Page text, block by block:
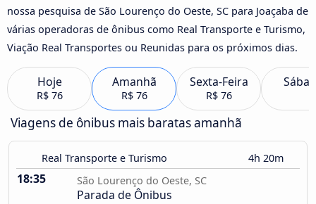
nossa pesquisa de São Lourenço do Oeste, SC para Joaçaba de
várias operadoras de ônibus como Real Transporte e Turismo,
Viação Real Transportes ou Reunidas para os próximos dias.
Hoje
R$ 76
Amanhã
R$ 76
Sexta-Feira
R$ 76
Viagens de ônibus mais baratas amanhã
Real Transporte e Turismo 4h 20m
18:35 São Lourenço do Oeste, SC
Parada de Ônibus